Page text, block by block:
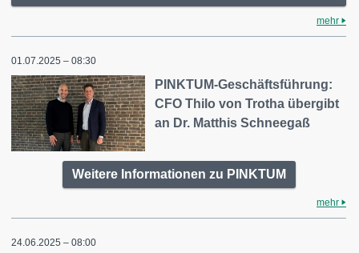
mehr
01.07.2025 – 08:30
PINKTUM-Geschäftsführung:
CFO Thilo von Trotha übergibt
an Dr. Matthis Schneegaß
Weitere Informationen zu PINKTUM
mehr
24.06.2025 – 08:00